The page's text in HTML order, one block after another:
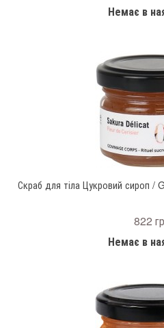
Немає в
Скраб для тіла Цукровий сироп
822
Немає в